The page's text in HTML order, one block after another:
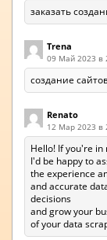
заказать
Trena
09 Май 2023 в
создание
Renato
12 Мар 2023 в
Hello! If you're in
I'd be happy to
the experience
and accurate
decisions
and grow your
of your data